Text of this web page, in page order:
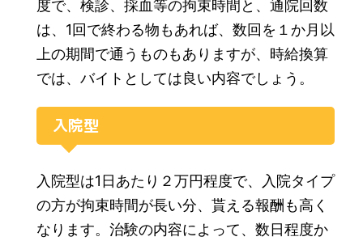
度で、検診、採血等の拘束時間と、通院回数
は、1回で終わる物もあれば、数回を１か月以
上の期間で通うものもありますが、時給換算
では、バイトとしては良い内容でしょう。
入院型
入院型は1日あたり２万円程度で、入院タイプ
の方が拘束時間が長い分、貰える報酬も高く
なります。治験の内容によって、数日程度か